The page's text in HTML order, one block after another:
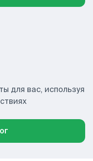
для вас, используя